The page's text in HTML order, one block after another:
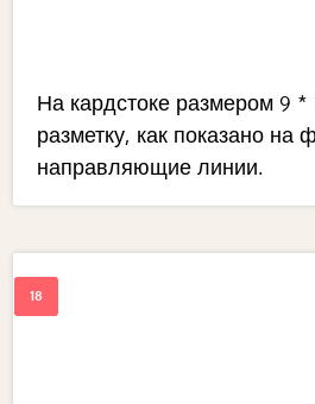
На кардстоке размером 9 *
разметку, как показано на
направляющие линии.